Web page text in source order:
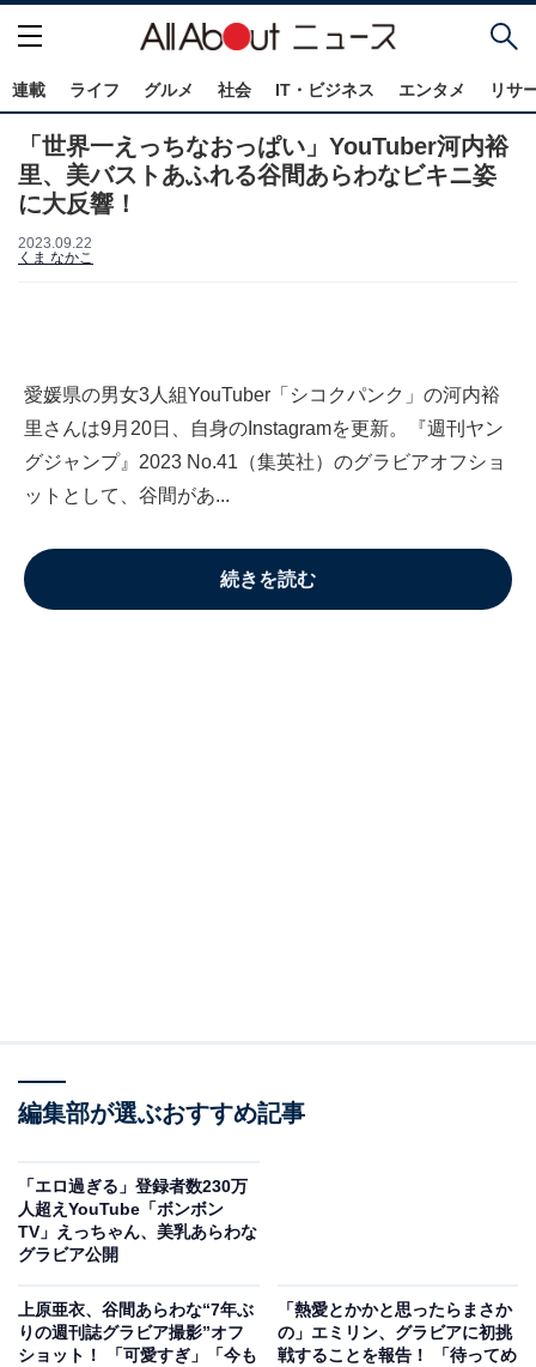
連載 ライフ グルメ 社会 IT・ビジネス エンタメ リサ
「世界一えっちなおっぱい」YouTuber河内裕
里、美バストあふれる谷間あらわなビキニ姿
に大反響！
2023.09.22
くま なかこ
愛媛県の男女3人組YouTuber「シコクパンク」の河内裕
里さんは9月20日、自身のInstagramを更新。『週刊ヤン
グジャンプ』2023 No.41（集英社）のグラビアオフショ
ットとして、谷間があ...
続きを読む
編集部が選ぶおすすめ記事
「エロ過ぎる」登録者数230万
人超えYouTube「ボンボン
TV」えっちゃん、美乳あらわな
グラビア公開
上原亜衣、谷間あらわな“7年ぶ
りの週刊誌グラビア撮影”オフ
ショット！ 「可愛すぎ」「今も
「熱愛とかかと思ったらまさか
の」エミリン、グラビアに初挑
戦することを報告！ 「待ってめ